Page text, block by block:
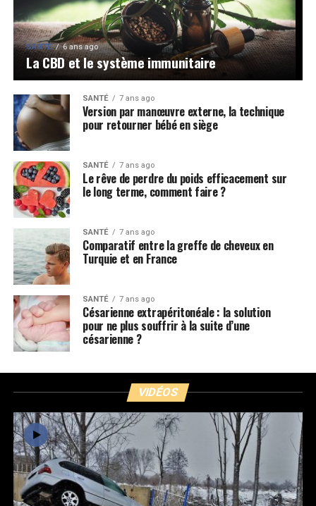
SANTÉ 6 ans ago
La CBD et le système immunitaire
SANTÉ 7 ans ago
Version par manœuvre externe, la technique
pour retourner bébé en siège
SANTÉ 7 ans ago
Le rêve de perdre du poids efficacement sur
le long terme, comment faire ?
SANTÉ 7 ans ago
Comparatif entre la greffe de cheveux en
Turquie et en France
SANTÉ 7 ans ago
Césarienne extrapéritonéale : la solution
pour ne plus souffrir à la suite d’une
césarienne ?
VIDÉOS